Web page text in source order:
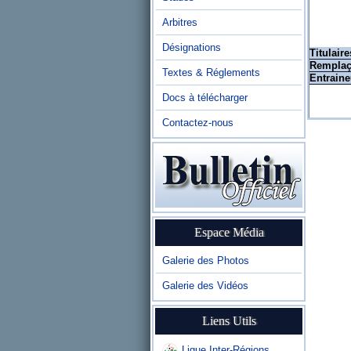
Arbitres
Désignations
Textes & Réglements
Docs à télécharger
Contactez-nous
Espace Média
Galerie des Photos
Galerie des Vidéos
Liens Utils